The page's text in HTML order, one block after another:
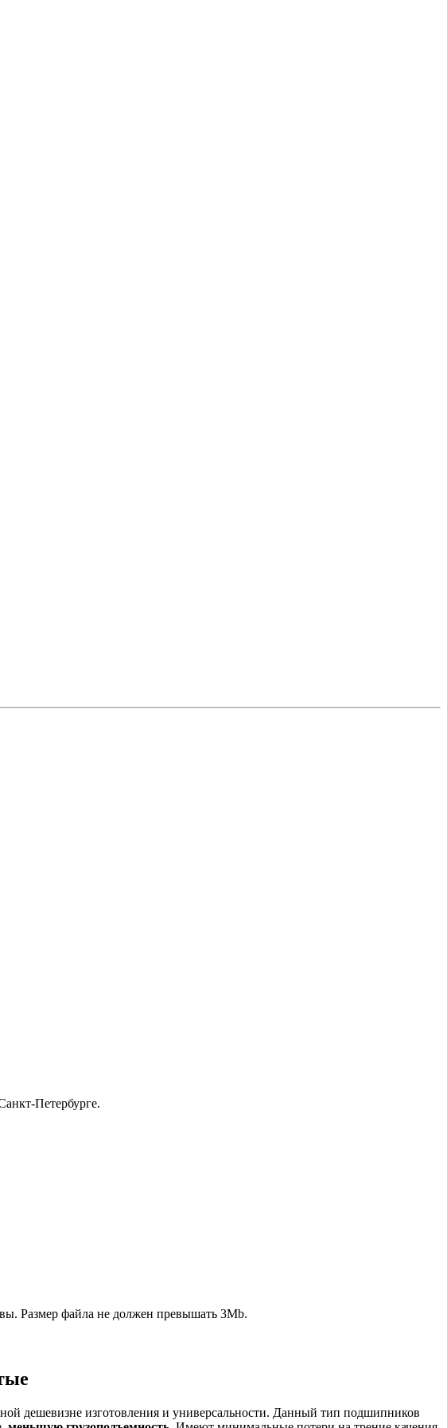
Петербурге.
Размер файла не должен превышать 3Mb.
дешевизне изготовления и универсальности. Данный тип подшипников